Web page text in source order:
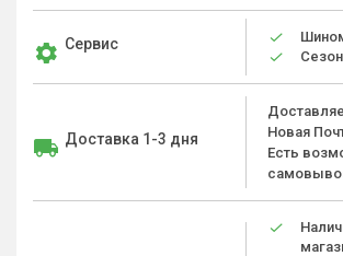
Сервис
Доставка 1-3 дня
Новая
Есть